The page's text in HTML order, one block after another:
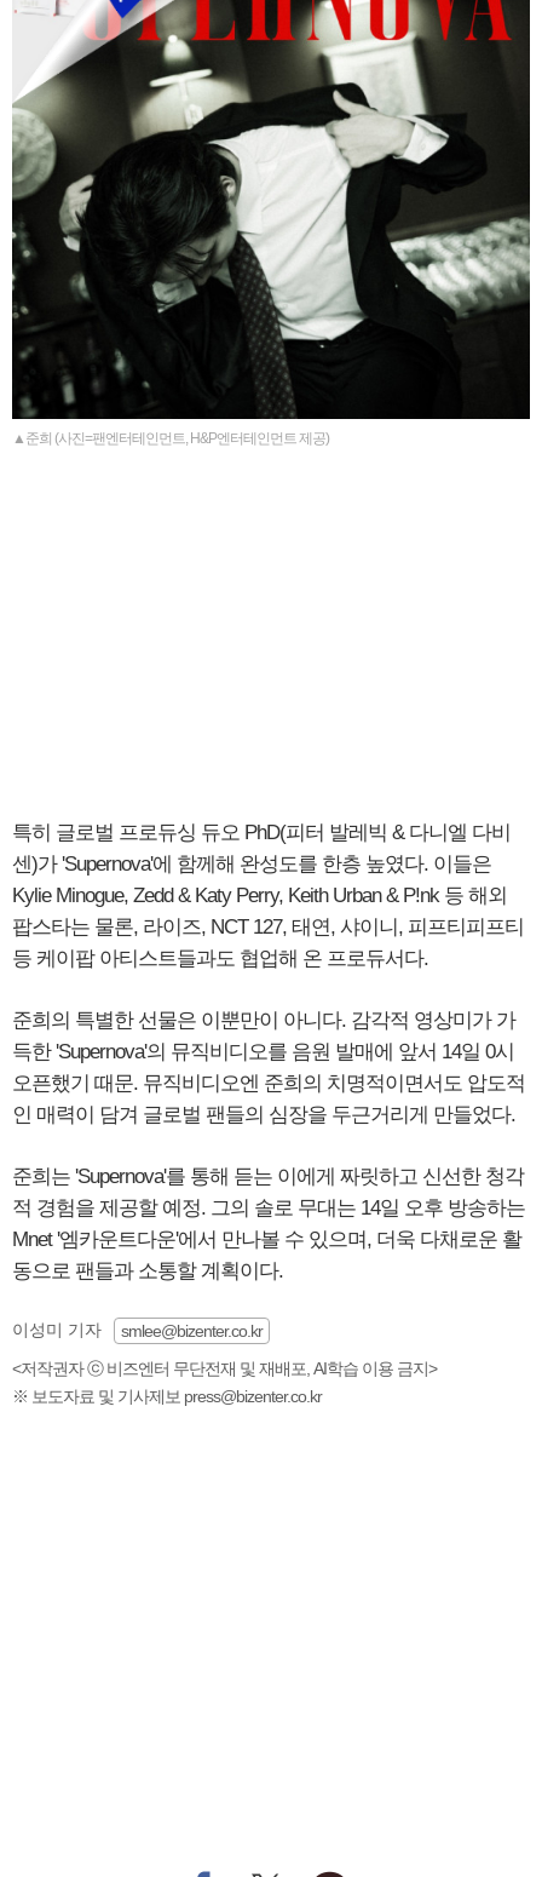
▲준희 (사진=팬엔터테인먼트, H&P엔터테인먼트 제공)
특히 글로벌 프로듀싱 듀오 PhD(피터 발레빅 & 다니엘 다비
센)가 'Supernova'에 함께해 완성도를 한층 높였다. 이들은
Kylie Minogue, Zedd & Katy Perry, Keith Urban & P!nk 등 해외
팝스타는 물론, 라이즈, NCT 127, 태연, 샤이니, 피프티피프티
등 케이팝 아티스트들과도 협업해 온 프로듀서다.
준희의 특별한 선물은 이뿐만이 아니다. 감각적 영상미가 가
득한 'Supernova'의 뮤직비디오를 음원 발매에 앞서 14일 0시
오픈했기 때문. 뮤직비디오엔 준희의 치명적이면서도 압도적
인 매력이 담겨 글로벌 팬들의 심장을 두근거리게 만들었다.
준희는 'Supernova'를 통해 듣는 이에게 짜릿하고 신선한 청각
적 경험을 제공할 예정. 그의 솔로 무대는 14일 오후 방송하는
Mnet '엠카운트다운'에서 만나볼 수 있으며, 더욱 다채로운 활
동으로 팬들과 소통할 계획이다.
이성미 기자
smlee@bizenter.co.kr
<저작권자 ⓒ 비즈엔터 무단전재 및 재배포, AI학습 이용 금지>
※ 보도자료 및 기사제보 press@bizenter.co.kr